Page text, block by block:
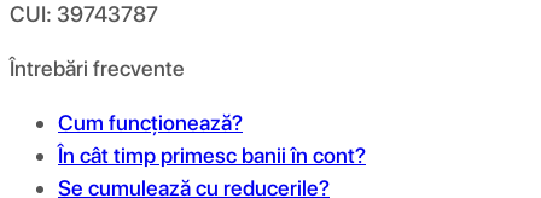
CUI: 39743787
Întrebări frecvente
Cum funcționează?
În cât timp primesc banii în cont?
Se cumulează cu reducerile?